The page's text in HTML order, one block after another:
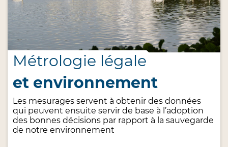
Métrologie légale
et environnement
Les mesurages servent à obtenir des données
qui peuvent ensuite servir de base à l’adoption
des bonnes décisions par rapport à la sauvegarde
de notre environnement